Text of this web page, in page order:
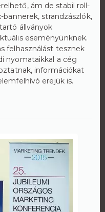
ám de stabil roll-
strandzászlók,
állványok
eseményünknek.
felhasználást tesznek
nyomataikkal a cég
információkat
erejük is.